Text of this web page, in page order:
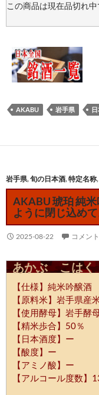
この商品は現在品切れ中
AKABU 岩手県
岩手県,旬の日本酒,特定名称,
AKABU 琥珀 純
ように閉じ込め
2025-08-22 コメン
あかぶ こはく
【仕様】純米吟醸酒
【原料米】岩手県産
【使用酵母】岩手酵
【精米歩合】50％
【日本酒度】ー
【酸度】ー
【アミノ酸】ー
【アルコール度数】